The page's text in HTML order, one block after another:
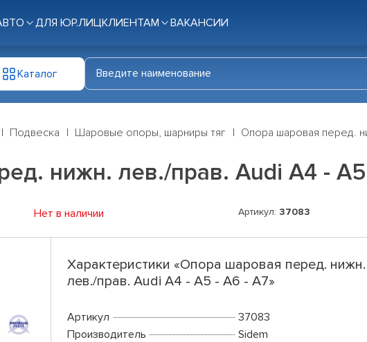
ДЛЯ ЮР.ЛИЦКЛИЕНТАМ ВАКАНСИИ
Каталог
Подвеска Шаровые опоры, шарниры тяг Опора шаровая перед.
нижн. лев./прав. Audi A4 -
Нет в наличии Артикул: 37083
Характеристики «Опора шаровая перед. нижн.
лев./прав. Audi A4 - A5 - A6 - A7»
Артикул
37083
Производитель
Sidem